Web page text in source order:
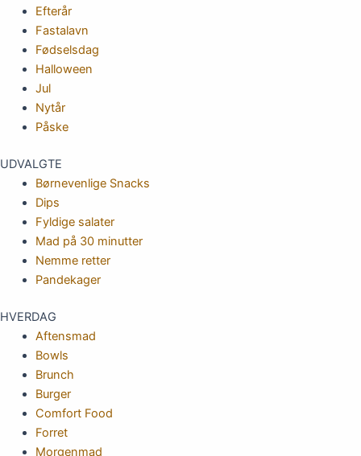
Efterår
Fastalavn
Fødselsdag
Halloween
Jul
Nytår
Påske
UDVALGTE
Børnevenlige Snacks
Dips
Fyldige salater
Mad på 30 minutter
Nemme retter
Pandekager
HVERDAG
Aftensmad
Bowls
Brunch
Burger
Comfort Food
Forret
Morgenmad